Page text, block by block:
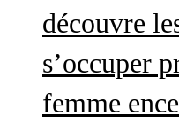
découvre
s’occuper
femme